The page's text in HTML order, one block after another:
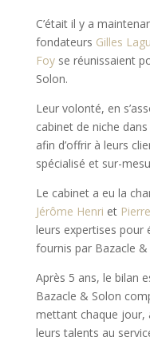
C’était il y a
fondateurs Gilles
Foyse réunissaient
Solon.
Leur volonté, en
cabinet de niche
afin d’offrir à leurs
spécialisé et sur-
Le cabinet a eu la
Jérôme Henri et
leurs expertises pour
fournis par Bazacle &
Après 5 ans, le bilan
Bazacle & Solon
mettant chaque jour,
leurs talents au